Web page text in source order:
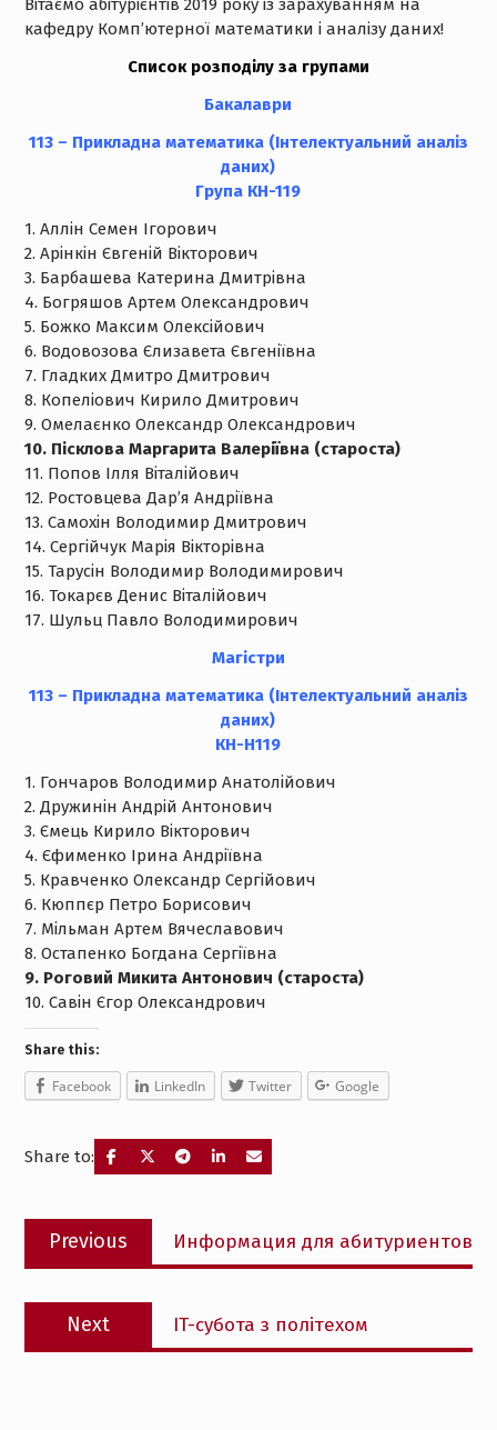
Вітаємо абітурієнтів 2019 року із зарахуванням на
кафедру Комп’ютерної математики і аналізу даних!
Список розподілу за групами
Бакалаври
113 – Прикладна математика (Інтелектуальний аналіз
даних)
Групa КН-119
1. Аллін Семен Ігорович
2. Арінкін Євгеній Вікторович
3. Барбашева Катерина Дмитрівна
4. Богряшов Артем Олександрович
5. Божко Максим Олексійович
6. Водовозова Єлизавета Євгеніївна
7. Гладких Дмитро Дмитрович
8. Копеліович Кирило Дмитрович
9. Омелаєнко Олександр Олександрович
10. Пісклова Маргарита Валеріївна (староста)
11. Попов Ілля Віталійович
12. Ростовцева Дар’я Андріївна
13. Самохін Володимир Дмитрович
14. Сергійчук Марія Вікторівна
15. Тарусін Володимир Володимирович
16. Токарєв Денис Віталійович
17. Шульц Павло Володимирович
Магістри
113 – Прикладна математика (Інтелектуальний аналіз
даних)
КН-Н119
1. Гончаров Володимир Анатолійович
2. Дружинін Андрій Антонович
3. Ємець Кирило Вікторович
4. Єфименко Ірина Андріївна
5. Кравченко Олександр Сергійович
6. Кюппєр Петро Борисович
7. Мільман Артем Вячеславович
8. Остапенко Богдана Сергіївна
9. Роговий Микита Антонович (староста)
10. Савін Єгор Олександрович
Share this:
Facebook LinkedIn Twitter Google
Share to:
Post
navigation
Previous
Previous
post:
Информация для абитуриентов
Next
Next
post:
IT-субота з політехом